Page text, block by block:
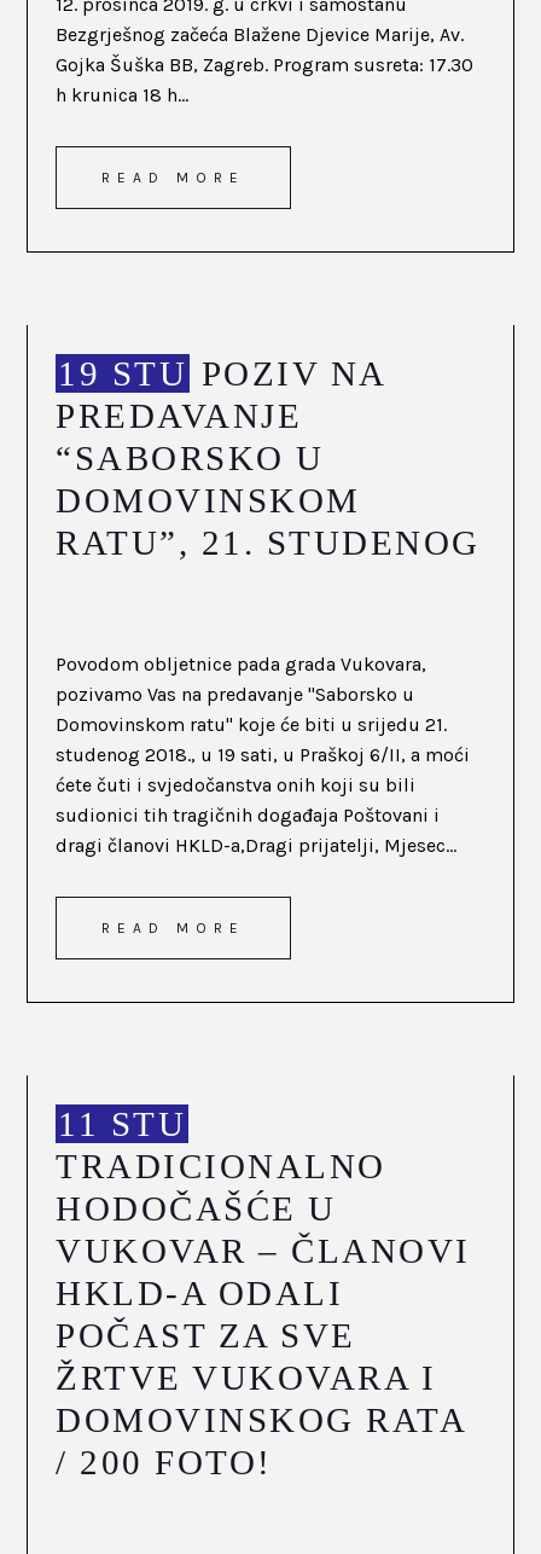
Bezgrješnog začeća Blažene Djevice Marije, Av.
Gojka Šuška BB, Zagreb. Program susreta: 17.30
h krunica 18 h...
READ MORE
19 STU POZIV NA
PREDAVANJE
“SABORSKO U
DOMOVINSKOM
RATU”, 21. STUDENOG
Povodom obljetnice pada grada Vukovara,
pozivamo Vas na predavanje "Saborsko u
Domovinskom ratu" koje će biti u srijedu 21.
studenog 2018., u 19 sati, u Praškoj 6/II, a moći
ćete čuti i svjedočanstva onih koji su bili
sudionici tih tragičnih događaja Poštovani i
dragi članovi HKLD-a,Dragi prijatelji, Mjesec...
READ MORE
11 STU
TRADICIONALNO
HODOČAŠĆE U
VUKOVAR – ČLANOVI
HKLD-A ODALI
POČAST ZA SVE
ŽRTVE VUKOVARA I
DOMOVINSKOG RATA
/ 200 FOTO!